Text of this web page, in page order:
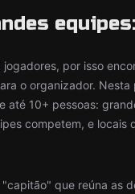
por isso
o organizador. Nesta
até 10+ pessoas:
competem, e locais
que reúna as